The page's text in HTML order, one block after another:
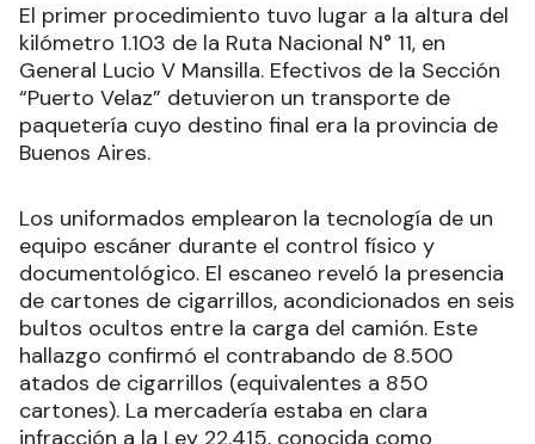
El primer procedimiento tuvo lugar a la altura del
kilómetro 1.103 de la Ruta Nacional N° 11, en
General Lucio V Mansilla. Efectivos de la Sección
“Puerto Velaz” detuvieron un transporte de
paquetería cuyo destino final era la provincia de
Buenos Aires.
Los uniformados emplearon la tecnología de un
equipo escáner durante el control físico y
documentológico. El escaneo reveló la presencia
de cartones de cigarrillos, acondicionados en seis
bultos ocultos entre la carga del camión. Este
hallazgo confirmó el contrabando de 8.500
atados de cigarrillos (equivalentes a 850
cartones). La mercadería estaba en clara
infracción a la Ley 22.415, conocida como